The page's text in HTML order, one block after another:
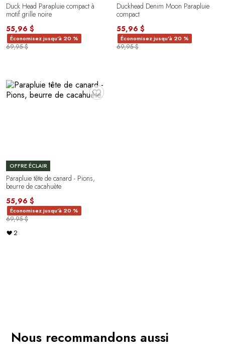
Duck Head Parapluie compact à
motif grille noire
55,96 $
Économisez jusqu'à 20 %
69,95 $
Duckhead Denim Moon Parapluie
compact
55,96 $
Économisez jusqu'à 20 %
69,95 $
♥
OFFRE ÉCLAIR
Parapluie tête de canard - Pions,
beurre de cacahuète
55,96 $
Économisez jusqu'à 20 %
69,95 $
2
Nous recommandons aussi